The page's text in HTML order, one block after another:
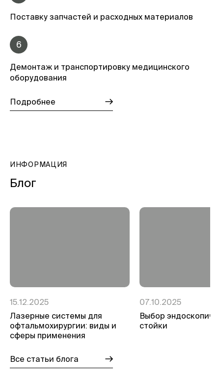
Поставку запчастей и расходных материалов
6
Демонтаж и транспортировку медицинского
оборудования
Подробнее
ИНФОРМАЦИЯ
Блог
15.12.2025
Лазерные системы для
офтальмохирургии: виды и
сферы применения
07.10.2025
Выбор
стойки
Все статьи блога